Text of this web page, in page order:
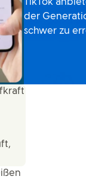
TikTok
der
schwer zu